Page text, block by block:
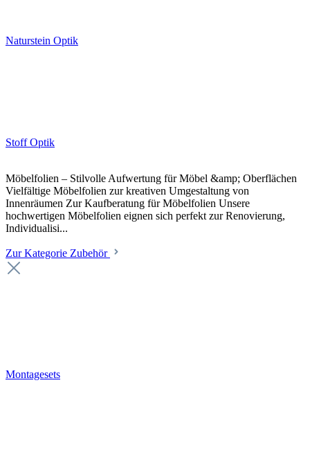
Naturstein Optik
Stoff Optik
Möbelfolien – Stilvolle Aufwertung für Möbel &amp; Oberflächen
Vielfältige Möbelfolien zur kreativen Umgestaltung von
Innenräumen Zur Kaufberatung für Möbelfolien Unsere
hochwertigen Möbelfolien eignen sich perfekt zur Renovierung,
Individualisi...
Zur Kategorie Zubehör
Montagesets